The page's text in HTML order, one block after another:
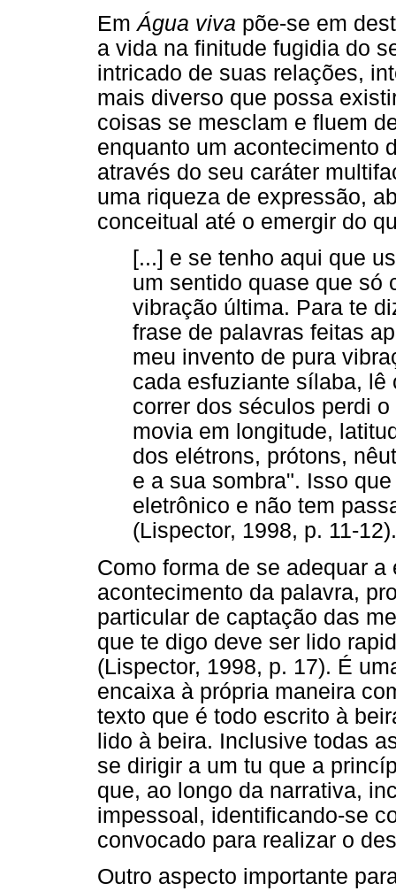
EmÁgua viva põe-se em
a vida na finitude fugidia do
intricado de suas relações,
mais diverso que possa
coisas se mesclam e fluem
enquanto um acontecimento
através do seu caráter
uma riqueza de expressão,
conceitual até o emergir do
[...] e se tenho aqui que
um sentido quase que só
vibração última. Para te
frase de palavras feitas
meu invento de pura
cada esfuziante sílaba, lê
correr dos séculos perdi
movia em longitude,
dos elétrons, prótons,
e a sua sombra". Isso
eletrônico e não tem
(Lispector, 1998, p. 11-12).
Como forma de se adequar
acontecimento da palavra,
particular de captação das
que te digo deve ser lido
(Lispector, 1998, p. 17). É
encaixa à própria maneira
texto que é todo escrito à
lido à beira. Inclusive todas
se dirigir a um tu que a
que, ao longo da narrativa,
impessoal, identificando-se
convocado para realizar o
Outro aspecto importante